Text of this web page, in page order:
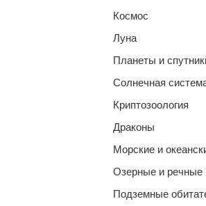
Космос
Луна
Планеты и
Солнечная
Криптозоология
Драконы
Морские и
Озерные и речные
Подземные